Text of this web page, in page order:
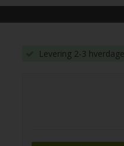
Levering 2-3 hverdage